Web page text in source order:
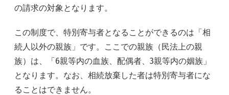
の請求の対象となります。
この制度で、特別寄与者となることができるのは「相
続人以外の親族」です。ここでの親族（民法上の親
族）は、「6親等内の血族、配偶者、3親等内の姻族」
となります。なお、相続放棄した者は特別寄与者にな
ることはできません。